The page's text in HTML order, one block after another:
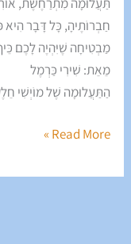
חַבְרוֹתֶיהָ, כָּל דָּבָר
מַבְטִיחָה שֶׁיִּהְיֶה לָכֶם
מֵאֵת: שִׁירִי כַּרְמֶל
הַתַּעֲלוּמָה שֶׁל מוֹיְשִׁי
Read More »